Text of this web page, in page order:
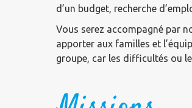
d’un budget, recherche
Vous serez accompagné par
apporter aux familles et
groupe, car les difficultés ou